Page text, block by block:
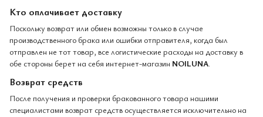
Кто оплачивает доставку
Поскольку возврат или обмен возможны только в случае
производственного брака или ошибки отправителя, когда был
отправлен не тот товар, все логистические расходы на доставку в
обе стороны берет на себя интернет-магазин NOILUNA.
Возврат средств
После получения и проверки бракованного товара нашими
специалистами возврат средств осуществляется исключительно на